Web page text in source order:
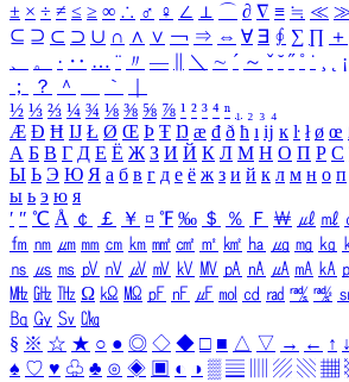
± × ÷ ≠ ≤ ≥ ∞ ∴ ♂ ♀ ∠ ⊥ ⌒ ∂ ∇ ≡ ≒ ≪
⊆ ⊇ ⊂ ⊃ ∪ ∩ ∧ ∨ ￢ ⇒ ⇔ ∀ ∃ ∮ ∑ ∏ ＋
、
。 · ‥ … ¨ 〃 ― ＼ ∼ ´ ～ ˇ ˘ ˝ ˚ ˙ ¸ ¡
；
？ ＾ ｀
½ ⅓ ⅔ ¼ ¾ ⅛ ⅜ ⅝ ⅞ ¹ ² ³ ⁴ ⁿ ₁ ₂ ₃ ₄
Æ Ð Ħ Ĳ Ł Ø Œ Þ Ŧ Ŋ æ đ ð ħ ı ĳ ĸ ŀ ł ø œ
А Б В Г Д Е Ё Ж З И Й К Л М Н О П Р С
Ы Ь Э Ю Я а б в г д е ё ж з и й к л м н о п
ы ь э ю я
′ ″ ℃ Å ￠ ￡ ￥ ¤ ℉ ‰ ＄ ％ Ｆ ￦ ㎕ ㎖
㎙ ㎚ ㎛ ㎜ ㎝ ㎞ ㎟ ㎠ ㎡ ㎢ ㏊ ㎍ ㎎ ㎏
㎱ ㎲ ㎳ ㎴ ㎵ ㎶ ㎷ ㎸ ㎹ ㎀ ㎁ ㎂ ㎃ ㎄
㎒ ㎓ ㎔ Ω ㏀ ㏁ ㎊ ㎋ ㎌ ㏖ ㏅ ㎭ ㎮ ㎯
㏃ ㏉ ㏜ ㏆
§ ※ ☆ ★ ○ ● ◎ ◇ ◆ □ ■ △ ▽ → ← ↑ ↓
♠ ♡ ♥ ♧ ♣ ⊙ ◈ ▣ ◐ ◑ ▒ ▤ ▨ ▧ ▦